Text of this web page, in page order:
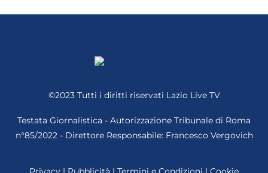
©2023 Tutti i diritti riservati Lazio Live TV
Testata Giornalistica - Autorizzazione Tribunale di Roma
n°85/2022 - Direttore Responsabile: Francesco Vergovich